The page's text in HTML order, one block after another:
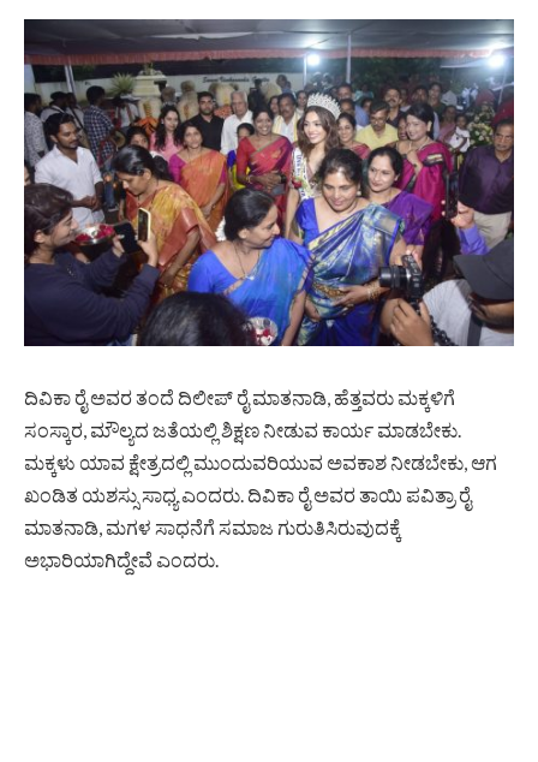
ದಿವಿಕಾ ರೈ ಅವರ ತಂದೆ ದಿಲೀಪ್ ರೈ ಮಾತನಾಡಿ, ಹೆತ್ತವರು ಮಕ್ಕಳಿಗೆ
ಸಂಸ್ಕಾರ, ಮೌಲ್ಯದ ಜತೆಯಲ್ಲಿ ಶಿಕ್ಷಣ ನೀಡುವ ಕಾರ್ಯ ಮಾಡಬೇಕು.
ಮಕ್ಕಳು ಯಾವ ಕ್ಷೇತ್ರದಲ್ಲಿ ಮುಂದುವರಿಯುವ ಅವಕಾಶ ನೀಡಬೇಕು, ಆಗ
ಖಂಡಿತ ಯಶಸ್ಸು ಸಾಧ್ಯ ಎಂದರು. ದಿವಿಕಾ ರೈ ಅವರ ತಾಯಿ ಪವಿತ್ರಾ ರೈ
ಮಾತನಾಡಿ, ಮಗಳ ಸಾಧನೆಗೆ ಸಮಾಜ ಗುರುತಿಸಿರುವುದಕ್ಕೆ
ಅಭಾರಿಯಾಗಿದ್ದೇವೆ ಎಂದರು.